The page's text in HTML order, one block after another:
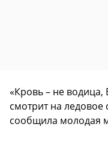
«Кровь – не
смотрит на ледовое
сообщила молодая